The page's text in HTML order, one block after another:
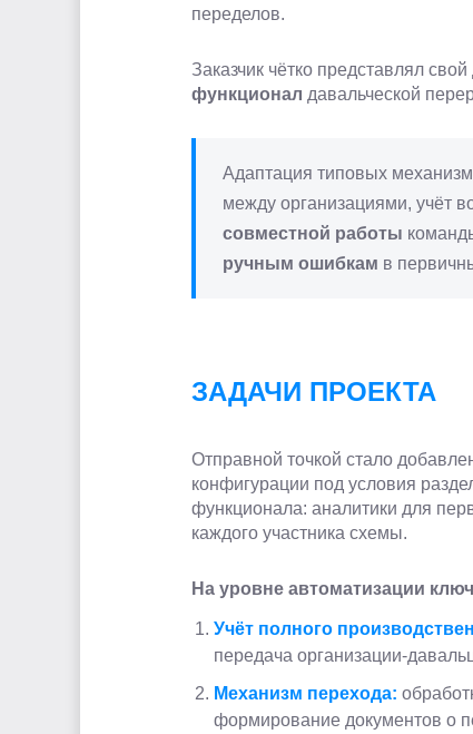
переделов.
Заказчик чётко представлял
функционал давальческой
Адаптация типовых
между организациями, учёт
совместной работы
ручным ошибкам в
ЗАДАЧИ ПРОЕКТА
Отправной точкой стало
конфигурации под условия
функционала: аналитики для
каждого участника схемы.
На уровне автоматизации
Учёт полного
передача организации-
Механизм перехода:
формирование документов о